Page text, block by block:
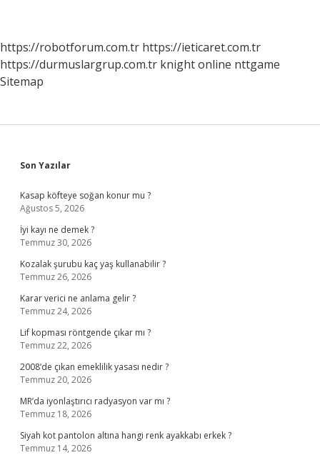
https://robotforum.com.tr https://ieticaret.com.tr
https://durmuslargrup.com.tr knight online nttgame
Sitemap
Sidebar
Son Yazılar
Kasap köfteye soğan konur mu ?
Ağustos 5, 2026
İyi kayı ne demek ?
Temmuz 30, 2026
Kozalak şurubu kaç yaş kullanabilir ?
Temmuz 26, 2026
Karar verici ne anlama gelir ?
Temmuz 24, 2026
Lif kopması röntgende çıkar mı ?
Temmuz 22, 2026
2008’de çıkan emeklilik yasası nedir ?
Temmuz 20, 2026
MR’da iyonlaştırıcı radyasyon var mı ?
Temmuz 18, 2026
Siyah kot pantolon altına hangi renk ayakkabı erkek ?
Temmuz 14, 2026